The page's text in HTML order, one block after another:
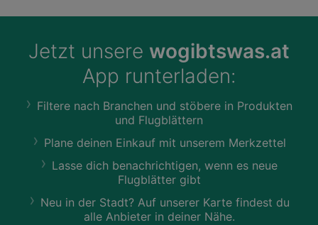
Jetzt unsere wogibtswas.at
App runterladen:
Filtere nach Branchen und stöbere in Produkten
und Flugblättern
Plane deinen Einkauf mit unserem Merkzettel
Lasse dich benachrichtigen, wenn es neue
Flugblätter gibt
Neu in der Stadt? Auf unserer Karte findest du
alle Anbieter in deiner Nähe.